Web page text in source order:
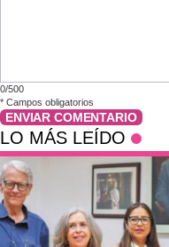
0/500
* Campos obligatorios
ENVIAR COMENTARIO
LO MÁS LEÍDO